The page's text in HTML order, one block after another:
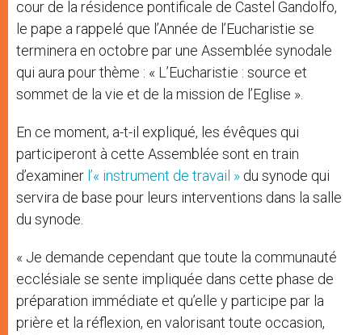
cour de la résidence pontificale de Castel Gandolfo,
le pape a rappelé que l’Année de l’Eucharistie se
terminera en octobre par une Assemblée synodale
qui aura pour thème : « L’Eucharistie : source et
sommet de la vie et de la mission de l’Eglise ».
En ce moment, a-t-il expliqué, les évêques qui
participeront à cette Assemblée sont en train
d’examiner l’« instrument de travail » du synode qui
servira de base pour leurs interventions dans la salle
du synode.
« Je demande cependant que toute la communauté
ecclésiale se sente impliquée dans cette phase de
préparation immédiate et qu’elle y participe par la
prière et la réflexion, en valorisant toute occasion,